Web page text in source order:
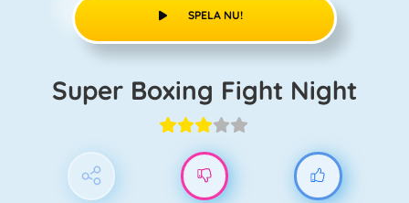
SPELA NU!
Super Boxing Fight Night